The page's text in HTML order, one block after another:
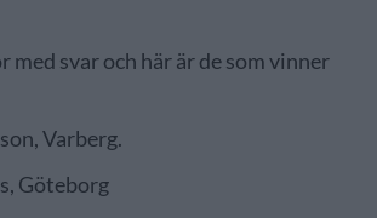
med svar och här är de som vinner
Varberg.
Göteborg